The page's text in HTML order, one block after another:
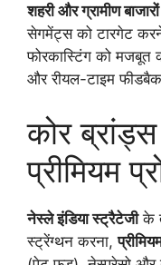
शहरी और ग्रामीण बाजारों
सेगमेंट्स को टारगेट
फोरकास्टिंग को मजबूत
और रीयल-टाइम फीडबैक
कोर
प्रीमियम
नेस्ले इंडिया स्ट्रैटेजीके
स्ट्रेंग्थन करना,